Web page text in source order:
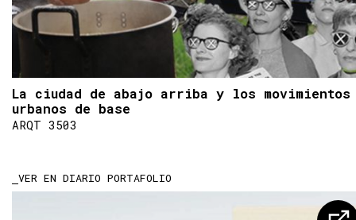
La ciudad de abajo arriba y los movimientos
urbanos de base
ARQT 3503
VER EN DIARIO PORTAFOLIO